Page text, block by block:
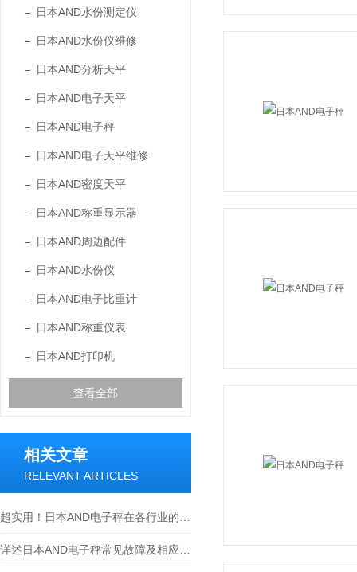
日本AND水份测定仪
日本AND水份仪维修
日本AND分析天平
日本AND电子天平
日本AND电子秤
日本AND电子天平维修
日本AND密度天平
日本AND称重显示器
日本AND周边配件
日本AND水份仪
日本AND电子比重计
日本AND称重仪表
日本AND打印机
查看全部
相关文章
RELEVANT ARTICLES